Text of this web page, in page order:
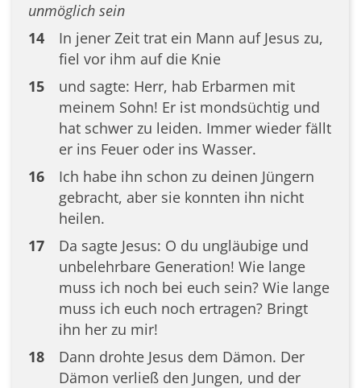
unmöglich sein
14
In jener Zeit trat ein Mann auf Jesus zu,
fiel vor ihm auf die Knie
15
und sagte: Herr, hab Erbarmen mit
meinem Sohn! Er ist mondsüchtig und
hat schwer zu leiden. Immer wieder fällt
er ins Feuer oder ins Wasser.
16
Ich habe ihn schon zu deinen Jüngern
gebracht, aber sie konnten ihn nicht
heilen.
17
Da sagte Jesus: O du ungläubige und
unbelehrbare Generation! Wie lange
muss ich noch bei euch sein? Wie lange
muss ich euch noch ertragen? Bringt
ihn her zu mir!
18
Dann drohte Jesus dem Dämon. Der
Dämon verließ den Jungen, und der